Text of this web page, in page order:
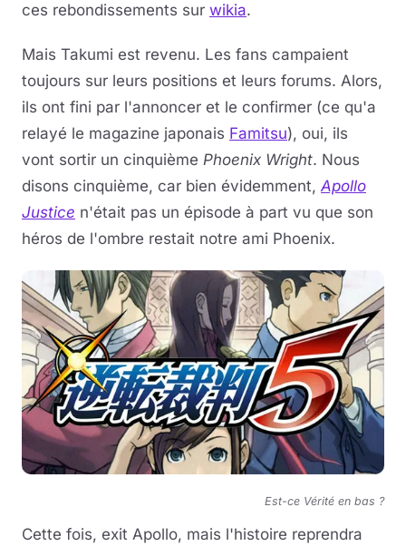
ces rebondissements sur wikia.
Mais Takumi est revenu. Les fans campaient
toujours sur leurs positions et leurs forums. Alors,
ils ont fini par l'annoncer et le confirmer (ce qu'a
relayé le magazine japonais Famitsu), oui, ils
vont sortir un cinquième Phoenix Wright. Nous
disons cinquième, car bien évidemment,Apollo
Justice n'était pas un épisode à part vu que son
héros de l'ombre restait notre ami Phoenix.
Est-ce Vérité en bas ?
Cette fois, exit Apollo, mais l'histoire reprendra